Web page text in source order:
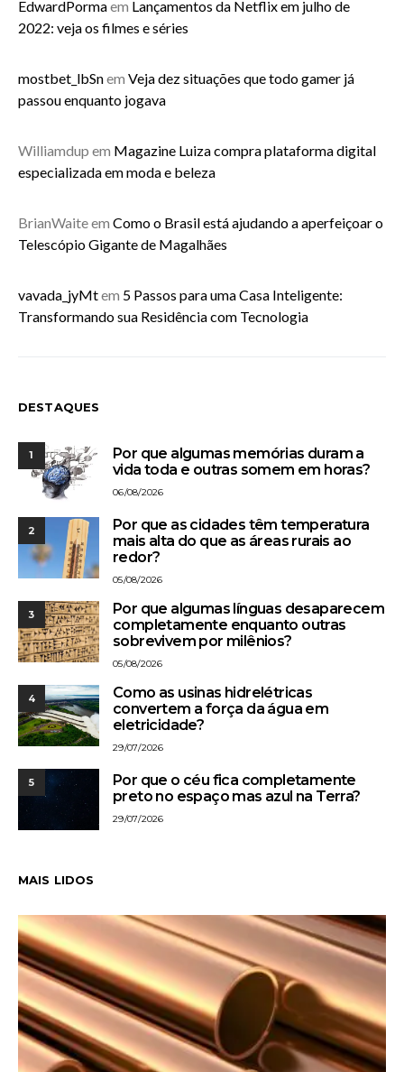
EdwardPormaem Lançamentos da Netflix em julho de
2022: veja os filmes e séries
mostbet_lbSnem Veja dez situações que todo gamer já
passou enquanto jogava
Williamdup em Magazine Luiza compra plataforma digital
especializada em moda e beleza
BrianWaiteem Como o Brasil está ajudando a aperfeiçoar o
Telescópio Gigante de Magalhães
vavada_jyMtem 5 Passos para uma Casa Inteligente:
Transformando sua Residência com Tecnologia
DESTAQUES
1
Por que algumas memórias duram a
vida toda e outras somem em horas?
06/08/2026
2
Por que as cidades têm temperatura
mais alta do que as áreas rurais ao
redor?
05/08/2026
3
Por que algumas línguas desaparecem
completamente enquanto outras
sobrevivem por milênios?
05/08/2026
4
Como as usinas hidrelétricas
convertem a força da água em
eletricidade?
29/07/2026
5
Por que o céu fica completamente
preto no espaço mas azul na Terra?
29/07/2026
MAIS LIDOS